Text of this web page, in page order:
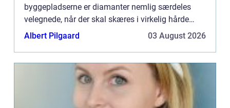
byggepladserne er diamanter nemlig særdeles
velegnede, når der skal skæres i virkelig hårde
materialer som eksempelvis beton, asfalt eller
Albert Pilgaard 03 August 2026